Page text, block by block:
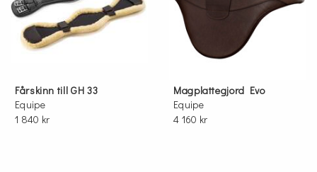
Fårskinn till GH 33
Equipe
1 840 kr
Magplattegjord Evo
Equipe
4 160 kr